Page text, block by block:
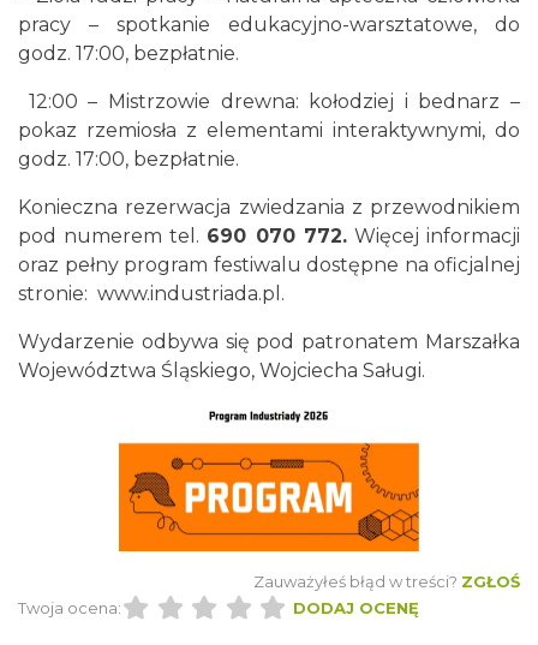
Juromania w Złotym Potoku: 20.09.2026
(niedziela)
Złoty Potok
Gminne Dożynki w Zdowie
pracy – spotkanie edukacyjno-warsztatowe, do
godz. 17:00, bezpłatnie.
12:00 – Mistrzowie drewna: kołodziej i bednarz –
pokaz rzemiosła z elementami interaktywnymi, do
godz. 17:00, bezpłatnie.
Konieczna rezerwacja zwiedzania z przewodnikiem
pod numerem tel. 690 070 772.Więcej informacji
oraz pełny program festiwalu dostępne na oficjalnej
stronie: www.industriada.pl .
Wydarzenie odbywa się pod patronatem Marszałka
Województwa Śląskiego, Wojciecha Saługi.
Zauważyłeś błąd w treści? ZGŁOŚ
Twoja ocena:
DODAJ OCENĘ